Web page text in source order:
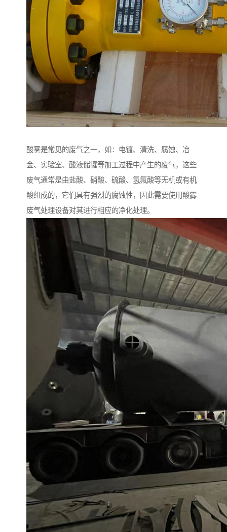
酸雾是常见的废气之一，如：电镀、清洗、腐蚀、冶
金、实验室、酸液储罐等加工过程中产生的废气，这些
废气通常是由盐酸、硝酸、硫酸、氢氟酸等无机或有机
酸组成的，它们具有强烈的腐蚀性，因此需要使用酸雾
废气处理设备对其进行相应的净化处理。